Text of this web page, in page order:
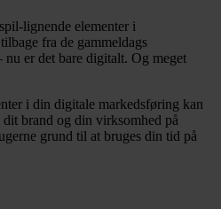
lignende elementer i
fra de gammeldags
nu er det bare digitalt. Og meget
i din digitale markedsføring kan
brand og din virksomhed på
grund til at bruges din tid på